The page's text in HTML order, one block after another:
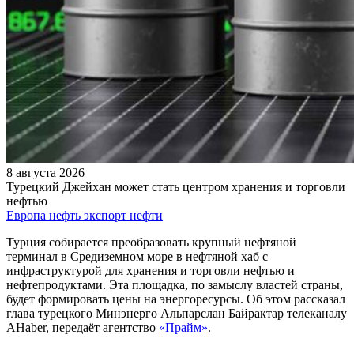
8 августа 2026
Турецкий Джейхан может стать центром хранения и торговли
нефтью
Европа нефть экспорт нефти
Турция собирается преобразовать крупный нефтяной
терминал в Средиземном море в нефтяной хаб с
инфраструктурой для хранения и торговли нефтью и
нефтепродуктами. Эта площадка, по замыслу властей страны,
будет формировать цены на энергоресурсы. Об этом рассказал
глава турецкого Минэнерго Альпарслан Байрактар телеканалу
AHaber, передаёт агентство «Прайм».